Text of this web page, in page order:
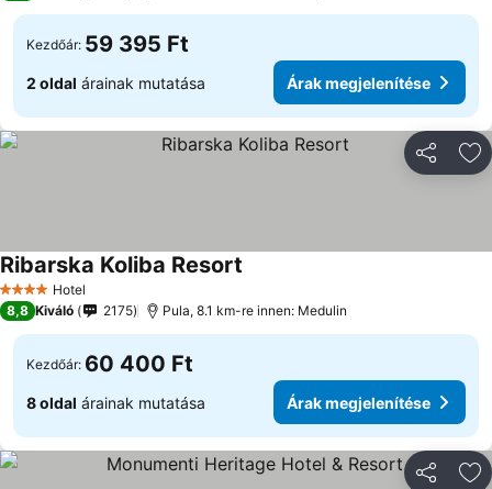
Kezdőár: 59 395 Ft
2 oldal árainak mutatása Árak megjelenítése
4 KategóriaHotel
Ribarska Koliba Resort
8,8 Kiváló 2175 Pula, 8.1 km-re innen: Medulin
Kezdőár: 60 400 Ft
8 oldal árainak mutatása Árak megjelenítése